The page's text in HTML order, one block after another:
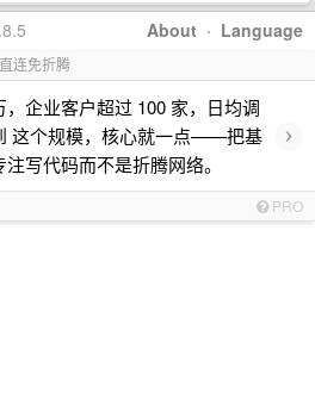
About · Language
连免折腾
企业客户超过 100 家，日均调
这个规模，核心就一点——把基
写代码而不是折腾网络。
›
PRO